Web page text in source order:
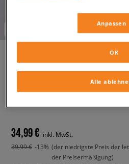
ADIDAS T-SHIRT FOOTBALL
JERSEY
34,99 € inkl. MwSt.
39,99 € -13% (der niedrigste Preis der
der Preisermäßigung)
Anpassen
Alle
OK